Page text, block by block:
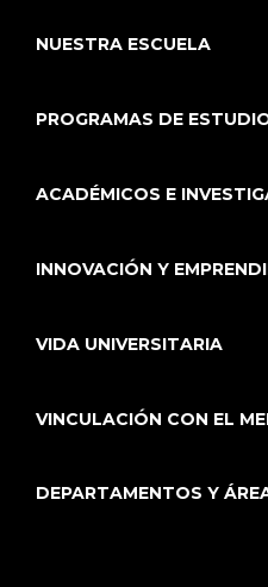
NUESTRA ESCUELA
PROGRAMAS DE
ACADÉMICOS E
INNOVACIÓN Y
VIDA UNIVERSITARIA
VINCULACIÓN CON EL
DEPARTAMENTOS Y